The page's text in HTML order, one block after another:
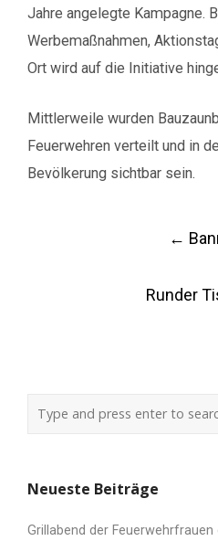
Jahre angelegte Kampagne.
Werbemaßnahmen,
Ort wird auf die Initiative
Mittlerweile wurden
Feuerwehren verteilt und in
Bevölkerung sichtbar sein.
←
Runder
Neueste Beiträge
Grillabend der